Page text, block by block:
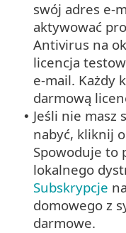
swój adres e-
aktywować
Antivirus na
licencja
e-mail. Każdy
darmową
• Jeśli nie masz
nabyć, kliknij
Spowoduje to
lokalnego
Subskrypcje
domowego z
darmowe.